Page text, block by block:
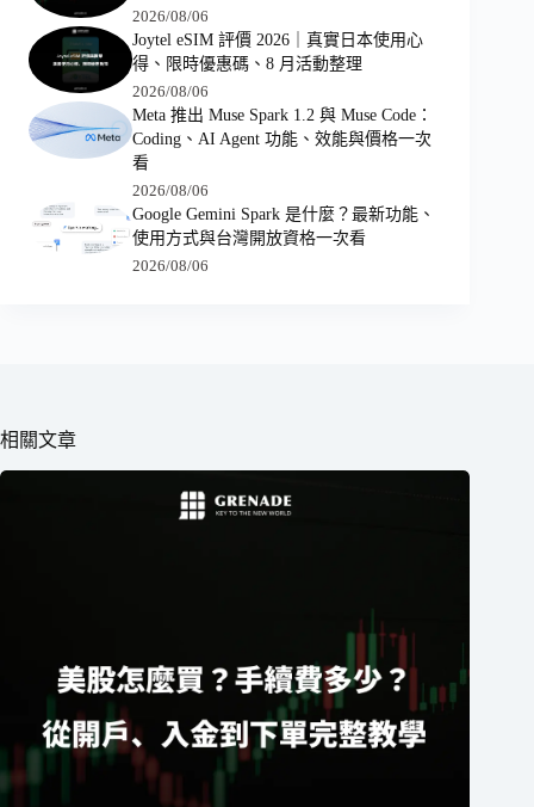
2026/08/06
Joytel eSIM 評價 2026｜真實日本使用心
得、限時優惠碼、8 月活動整理
2026/08/06
Meta 推出 Muse Spark 1.2 與 Muse Code：
Coding、AI Agent 功能、效能與價格一次
看
2026/08/06
Google Gemini Spark 是什麼？最新功能、
使用方式與台灣開放資格一次看
2026/08/06
相關文章